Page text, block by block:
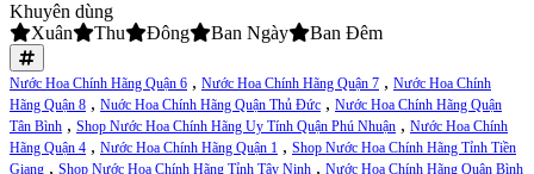
Khuyên dùng
Xuân
Thu Đông Ban Ngày Ban Đêm
Nước Hoa Chính Hãng Quận 6 , Nước Hoa Chính Hãng Quận 7 , Nước Hoa Chính
Hãng Quận 8 , Nuớc Hoa Chính Hãng Quận Thủ Đức , Nước Hoa Chính Hãng Quận
Tân Bình , Shop Nước Hoa Chính Hãng Uy Tính Quận Phú Nhuận , Nước Hoa Chính
Hãng Quận 4 , Nước Hoa Chính Hãng Quận 1 , Shop Nước Hoa Chính Hãng Tỉnh Tiền
Giang , Shop Nước Hoa Chính Hãng Tỉnh Tây Ninh , Nước Hoa Chính Hãng Quận Bình